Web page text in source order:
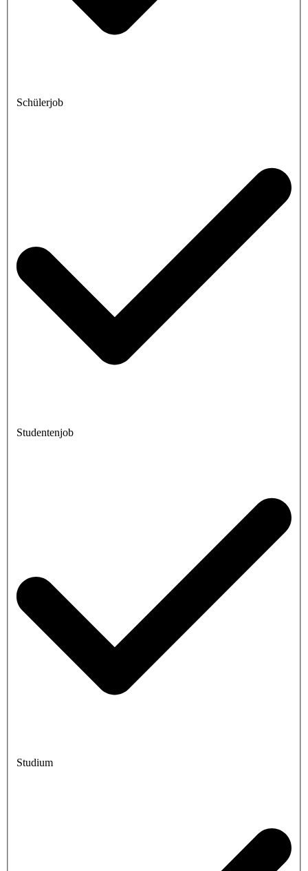
Schülerjob
Studentenjob
Studium